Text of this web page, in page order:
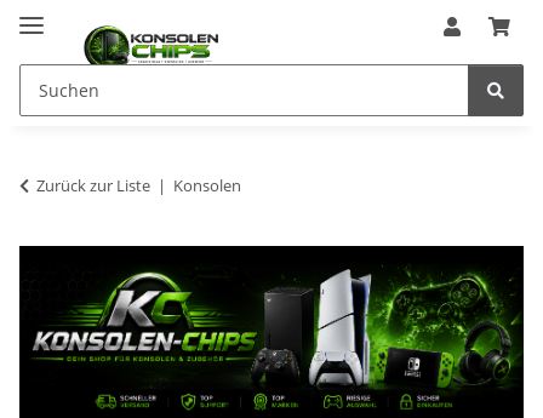
Zurück zur Liste Konsolen